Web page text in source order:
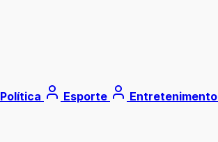
Política Esporte Entretenimento